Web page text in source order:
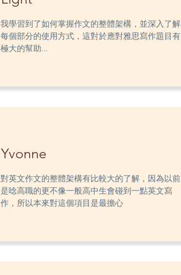
我學習到了如何掌握作文的整體架構，並深入了解
每個部分的使用方式，這對於應對雅思寫作題目有
極大的幫助...
Yvonne
對英文作文的整體架構有比較大的了解，因為以前
是唸高職的更不像一般高中生會碰到一點英文寫
作，所以本來對這個項目是最擔心